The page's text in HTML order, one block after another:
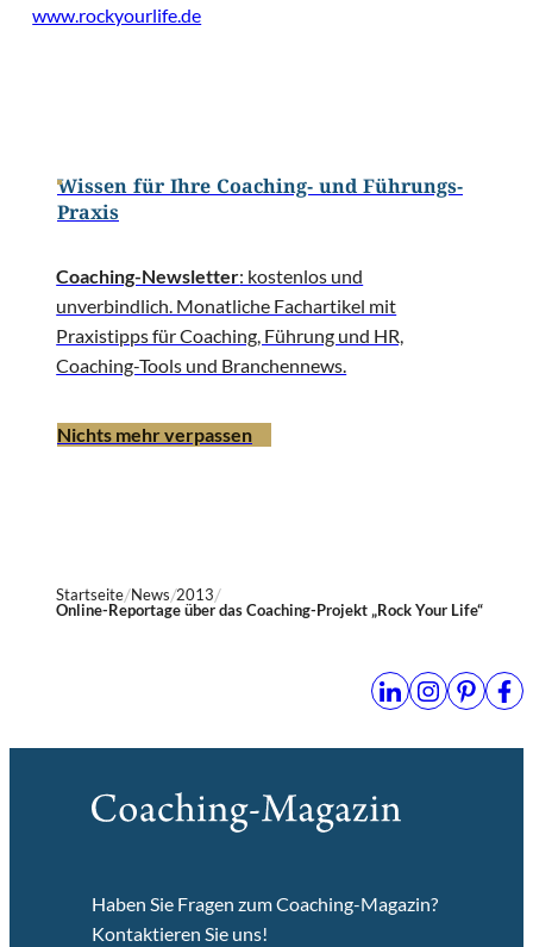
www.rockyourlife.de
Wissen für Ihre Coaching- und Führungs-
Praxis
Coaching-Newsletter: kostenlos und
unverbindlich. Monatliche Fachartikel mit
Praxistipps für Coaching, Führung und HR,
Coaching-Tools und Branchennews.
Nichts mehr verpassen
Startseite News 2013
Online-Reportage über das Coaching-Projekt „Rock Your Life“
Haben Sie Fragen zum Coaching-Magazin?
Kontaktieren Sie uns!